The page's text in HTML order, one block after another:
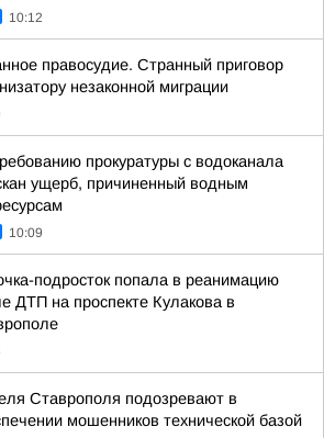
10:12
правосудие. Странный приговор
незаконной миграции
прокуратуры с водоканала
ущерб, причиненный водным
10:09
подросток попала в реанимацию
ДТП на проспекте Кулакова в
Ставрополя подозревают в
мошенников технической базой